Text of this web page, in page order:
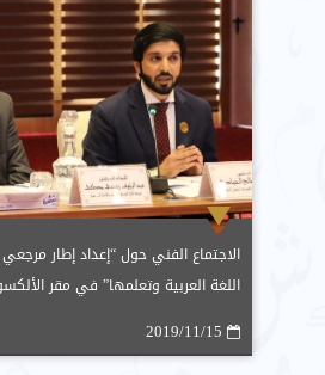
الاجتماع الفني حول “إعداد إطار
اللغة العربية وتعلمها” في مقر
2019/11/15